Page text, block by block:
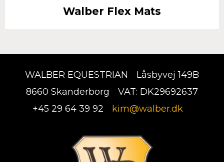
Walber Flex Mats
WALBER EQUESTRIAN
Låsbyvej 149B
8660 Skanderborg
VAT: DK29692637
+45 29 64 39 92
kim@walber.dk